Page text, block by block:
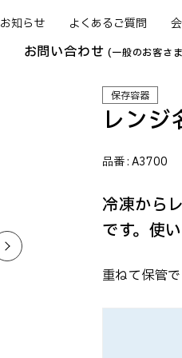
お知らせ よくあるご質問
お問い合わせ(一般のお客さ
保存容器
レンジ
品番 :A3700
冷凍から
です。使
重ねて保管